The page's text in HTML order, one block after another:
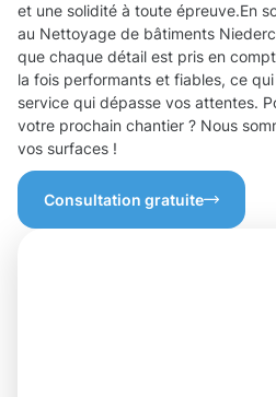
et une solidité à toute épreuve.En
au Nettoyage de bâtiments
que chaque détail est pris en
la fois performants et fiables, ce
service qui dépasse vos attentes.
votre prochain chantier ? Nous
vos surfaces !
Consultation gratuite